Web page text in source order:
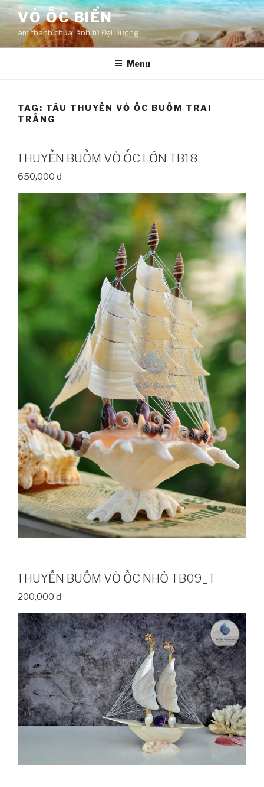
Skip
content
VỎ ỐC BIỂN
âm thanh chữa lành từ Đại Dương
Menu
TAG: TÀU THUYỀN VỎ ỐC BUỒM TRAI
TRẮNG
THUYỀN BUỒM VỎ ỐC LỚN TB18
650,000 đ
THUYỀN BUỒM VỎ ỐC NHỎ TB09_T
200,000 đ